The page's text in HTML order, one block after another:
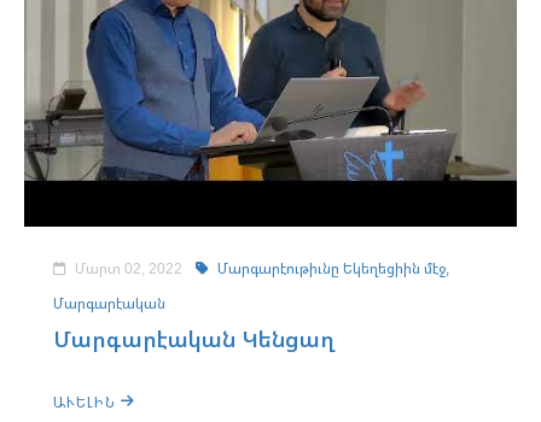
Մարտ 02, 2022
Մարգարէութիւնը Եկեղեցիին մէջ,
Մարգարէական
Մարգարէական Կենցաղ
ԱՒԵԼԻՆ